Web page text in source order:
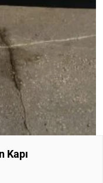
Kapı